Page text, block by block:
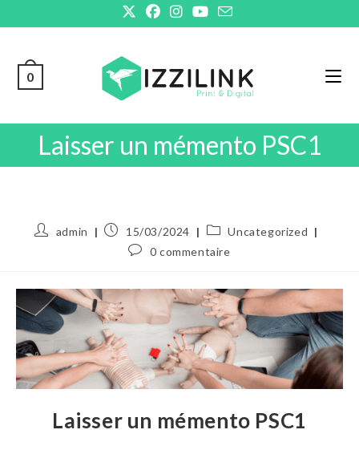
0
Laisser un mémento PSC1
admin 15/03/2024
Uncategorized
0 commentaire
Laisser un mémento PSC1